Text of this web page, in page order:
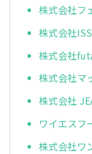
株式会社フ
株式会社
株式会社
株式会社マ
株式会社
ワイエスフ
株式会社ワ